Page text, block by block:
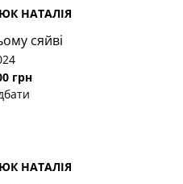
НАТАЛІЯ
сяйві
грн
НАТАЛІЯ